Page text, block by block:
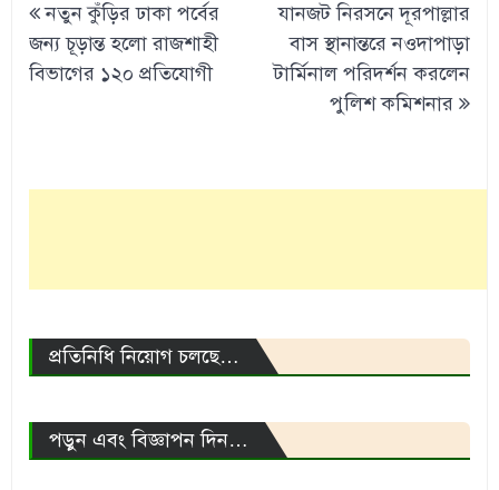
navigation
নতুন কুঁড়ির ঢাকা পর্বের
জন্য চূড়ান্ত হলো রাজশাহী
বিভাগের ১২০ প্রতিযোগী
যানজট নিরসনে দূরপাল্লার
বাস স্থানান্তরে নওদাপাড়া
টার্মিনাল পরিদর্শন করলেন
পুলিশ কমিশনার
প্রতিনিধি নিয়োগ চলছে…
পড়ুন এবং বিজ্ঞাপন দিন…